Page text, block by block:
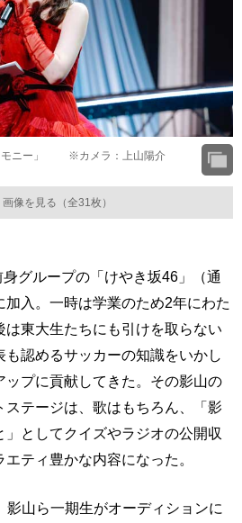
画像を見る（全31枚）
モニー」 ※カメラ：上山陽介
グループの「けやき坂46」（通
入。一時は学業のため2年にわた
は東大生たちにも引けを取らない
も認めるサッカーの知識をいかし
ップに貢献してきた。その影山の
ステージは、歌はもちろん、「影
としてクイズやラジオの公開収
ティ豊かな内容になった。
影山ら一期生がオーディションに